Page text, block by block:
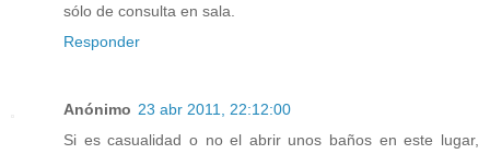
sólo de consulta en sala.
Responder
Anónimo 23 abr 2011, 22:12:00
Si es casualidad o no el abrir unos baños en este lugar,